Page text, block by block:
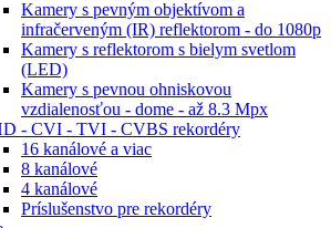
Kamery s pevným objektívom a
infračerveným (IR) reflektorom - do 1080p
Kamery s reflektorom s bielym svetlom
(LED)
Kamery s pevnou ohniskovou
vzdialenosťou - dome - až 8.3 Mpx
- CVI - TVI - CVBS rekordéry
16 kanálové a viac
8 kanálové
4 kanálové
Príslušenstvo pre rekordéry